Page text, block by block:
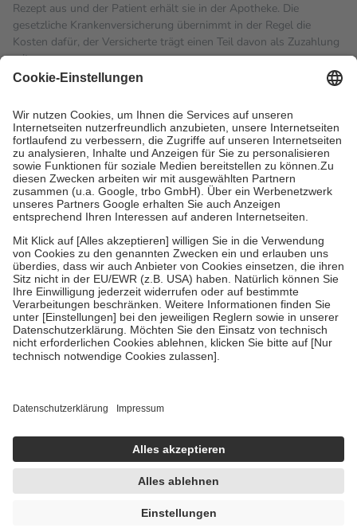
Rezept aus und der Patient erhält sie in der Apotheke. Die
gesetzliche Krankenversicherung übernimmt in der Regel die
Kosten dafür, der Versicherte trägt einen Teil davon als Zuzahlung
mit.
Grundsätzlich leisten Mitglieder Zuzahlungen in Höhe von zehn
höchstens zehn Euro.
Es sind jedoch nie mehr als die
tatsächlichen Kosten der Leistung zu entrichten.
Diese Regeln gelten grundsätzlich auch für Online-Apotheken.
Bei Heilmitteln und häuslicher Krankenpflege beträgt die
Zuzahlung zehn Prozent der Kosten sowie zehn Euro je
Verordnung.
Um das Engagement der Versicherten für ihre eigene Gesundheit
zu stärken und die besondere Stellung der Familie zu unterstützen,
fallenkeine Zuzahlungenan bei:
• Kindern und Jugendlichen bis zum vollendeten 18. Lebensjahr
mit Ausnahme der Fahrkosten
• Untersuchungen zur Vorsorge und Früherkennung, die von der
GKV getragen werden
• empfohlenen Schutzimpfungen
• Harn- und Blutteststreifen
getroffen, um sicherzustellen, dass es sich um echte Bewertungen
https://help.etrusted.com/hc/de/articles/4419944605341
Einige Bilder und Inhalte wurden unter Zuhilfenahme künstlicher